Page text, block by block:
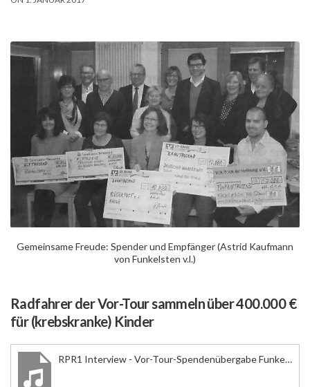
Gemeinsame Freude: Spender und Empfänger (Astrid Kaufmann
von Funkelsten v.l.)
Radfahrer der Vor-Tour sammeln über 400.000 €
für (krebskranke) Kinder
RPR1 Interview - Vor-Tour-Spendenübergabe Funkelstern e.V. mit dem Projekt "Mut tut gut"